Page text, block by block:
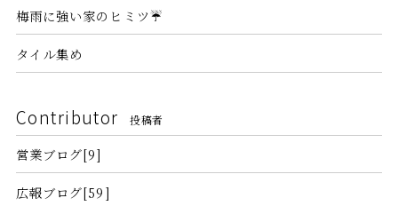
梅雨に強い家のヒミツ☔
タイル集め
Contributor 投稿者
営業ブログ[9]
広報ブログ[59]